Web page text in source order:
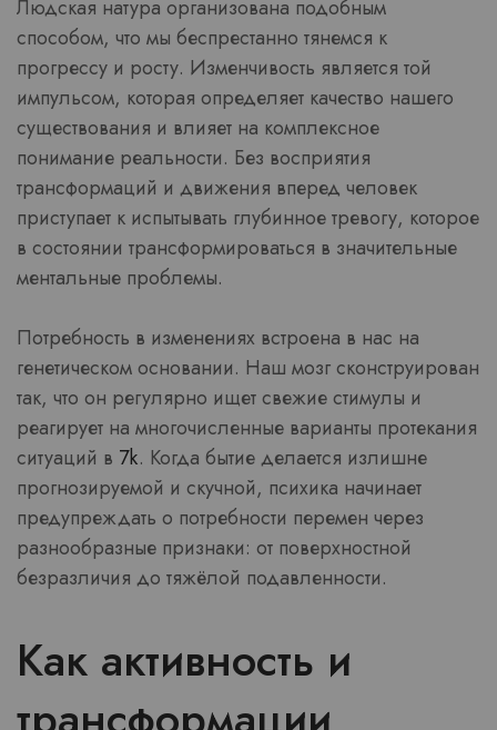
Людская натура организована подобным
способом, что мы беспрестанно тянемся к
прогрессу и росту. Изменчивость является той
импульсом, которая определяет качество нашего
существования и влияет на комплексное
понимание реальности. Без восприятия
трансформаций и движения вперед человек
приступает к испытывать глубинное тревогу, которое
в состоянии трансформироваться в значительные
ментальные проблемы.
Потребность в изменениях встроена в нас на
генетическом основании. Наш мозг сконструирован
так, что он регулярно ищет свежие стимулы и
реагирует на многочисленные варианты протекания
ситуаций в 7k. Когда бытие делается излишне
прогнозируемой и скучной, психика начинает
предупреждать о потребности перемен через
разнообразные признаки: от поверхностной
безразличия до тяжёлой подавленности.
Как активность и